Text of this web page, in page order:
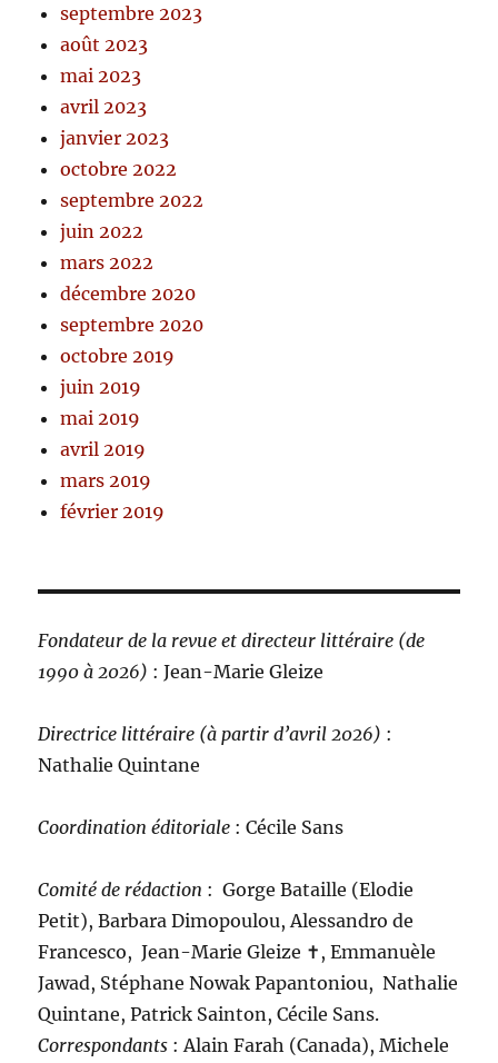
septembre 2023
août 2023
mai 2023
avril 2023
janvier 2023
octobre 2022
septembre 2022
juin 2022
mars 2022
décembre 2020
septembre 2020
octobre 2019
juin 2019
mai 2019
avril 2019
mars 2019
février 2019
Fondateur de la revue et directeur littéraire (de
1990 à 2026) : Jean-Marie Gleize
Directrice littéraire (à partir d’avril 2026) :
Nathalie Quintane
Coordination éditoriale : Cécile Sans
Comité de rédaction : Gorge Bataille (Elodie
Petit), Barbara Dimopoulou, Alessandro de
Francesco, Jean-Marie Gleize ‪✝︎, Emmanuèle
Jawad, Stéphane Nowak Papantoniou, Nathalie
Quintane, Patrick Sainton, Cécile Sans.
Correspondants : Alain Farah (Canada), Michele